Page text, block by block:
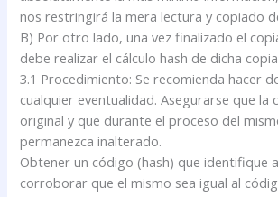
nos restringirá la mera lectura y copiado
B) Por otro lado, una vez finalizado el
debe realizar el cálculo hash de dicha
3.1 Procedimiento: Se recomienda hacer
cualquier eventualidad. Asegurarse que la
original y que durante el proceso del
permanezca inalterado.
Obtener un código (hash) que identifique
corroborar que el mismo sea igual al